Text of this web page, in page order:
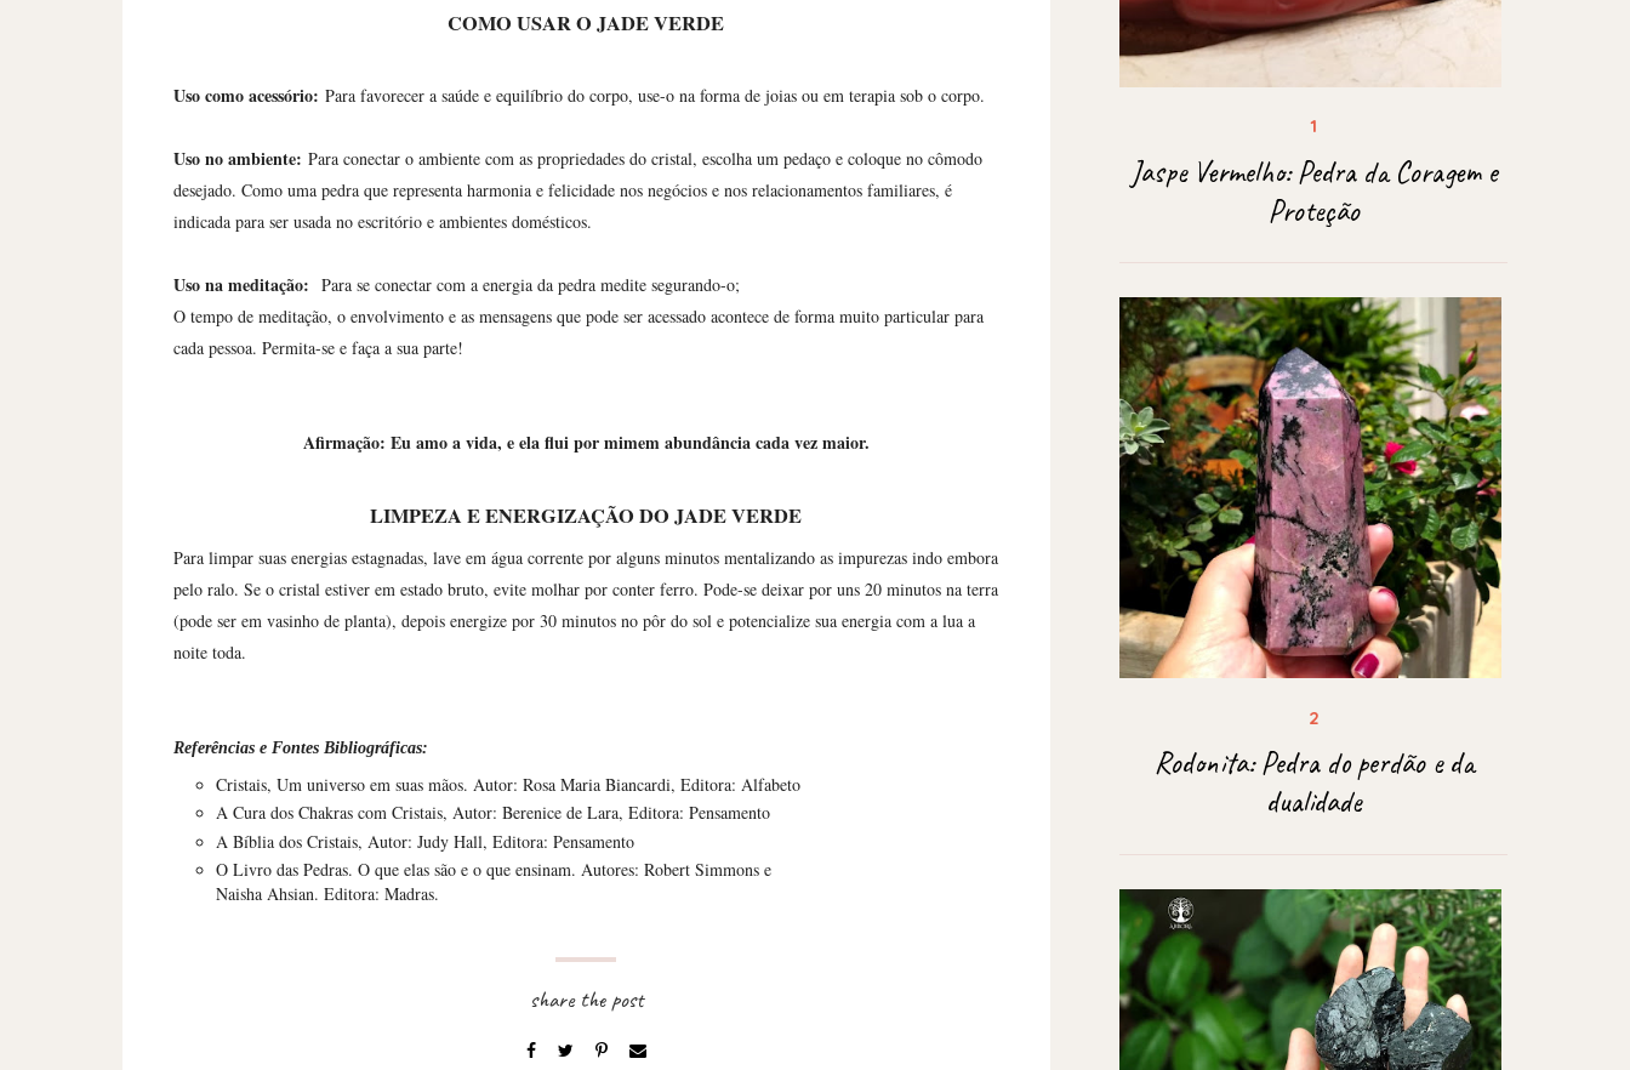
COMO USAR O JADE VERDE
Uso como acessório: Para favorecer a saúde e equilíbrio do corpo, use-o na forma de joias ou em terapia sob o corpo.
Uso no ambiente: Para conectar o ambiente com as propriedades do cristal, escolha um pedaço e coloque no cômodo
desejado. Como uma pedra que representa harmonia e felicidade nos negócios e nos relacionamentos familiares, é
indicada para ser usada no escritório e ambientes domésticos.
Uso na meditação: Para se conectar com a energia da pedra medite segurando-o;
O tempo de meditação, o envolvimento e as mensagens que pode ser acessado acontece de forma muito particular para
cada pessoa. Permita-se e faça a sua parte!
Afirmação: Eu amo a vida, e ela flui por mimem abundância cada vez maior.
LIMPEZA E ENERGIZAÇÃO DO JADE VERDE
Para limpar suas energias estagnadas, lave em água corrente por alguns minutos mentalizando as impurezas indo embora
pelo ralo. Se o cristal estiver em estado bruto, evite molhar por conter ferro. Pode-se deixar por uns 20 minutos na terra
(pode ser em vasinho de planta), depois energize por 30 minutos no pôr do sol e potencialize sua energia com a lua a
noite toda.
Referências e Fontes Bibliográficas:
Cristais, Um universo em suas mãos. Autor: Rosa Maria Biancardi, Editora: Alfabeto
A Cura dos Chakras com Cristais, Autor: Berenice de Lara, Editora: Pensamento
A Bíblia dos Cristais, Autor: Judy Hall, Editora: Pensamento
O Livro das Pedras. O que elas são e o que ensinam. Autores: Robert Simmons e
Naisha Ahsian. Editora: Madras.
Jaspe Vermelho: Pedra da Coragem e
Proteção
Rodonita: Pedra do perdão e da
dualidade